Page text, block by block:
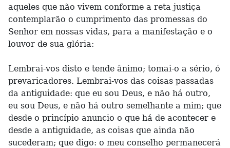
aqueles que não vivem conforme a reta justiça
contemplarão o cumprimento das promessas do
Senhor em nossas vidas, para a manifestação e o
louvor de sua glória:
Lembrai-vos disto e tende ânimo; tomai-o a sério, ó
prevaricadores. Lembrai-vos das coisas passadas
da antiguidade: que eu sou Deus, e não há outro,
eu sou Deus, e não há outro semelhante a mim; que
desde o princípio anuncio o que há de acontecer e
desde a antiguidade, as coisas que ainda não
sucederam; que digo: o meu conselho permanecerá